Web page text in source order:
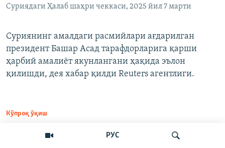
РУС
Суриядаги Ҳалаб шаҳри чеккаси, 2025 йил 7 марти
Суриянинг амалдаги расмийлари ағдарилган
президент Башар Асад тарафдорларига қарши
ҳарбий амалиёт якунлангани ҳақида эълон
қилишди, дея хабар қилди Reuters агентлиги.
Кўпроқ ўқиш